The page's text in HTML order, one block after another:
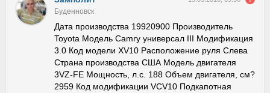
Буденновск
Дата производства 19920900 Производитель
Toyota Модель Camry универсал III Модификация
3.0 Код модели XV10 Расположение руля Слева
Страна производства США Модель двигателя
3VZ-FE Мощность, л.с. 188 Объем двигателя, см?
2959 Код модификации VCV10 Подкапотная